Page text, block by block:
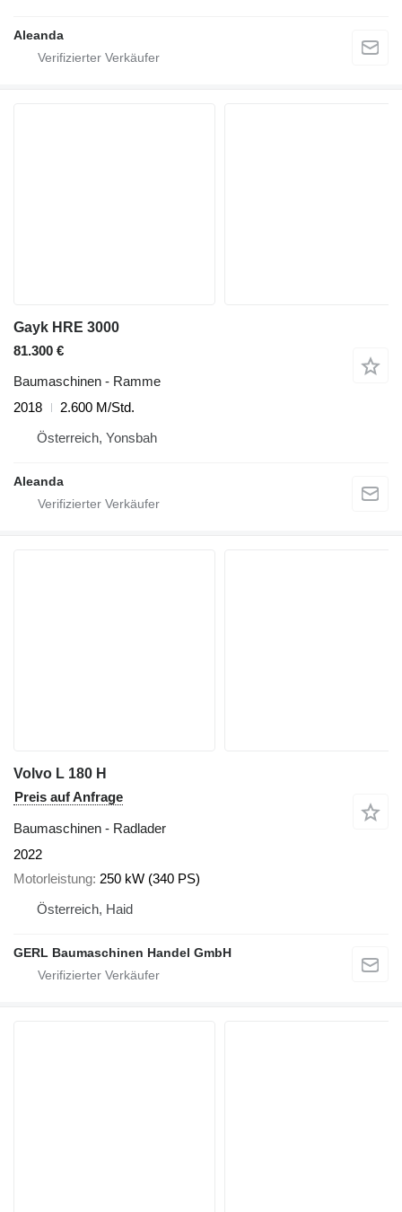
Aleanda
Gayk HRE 3000
81.300 €
Baumaschinen - Ramme
2018
2.600 M/Std.
Österreich, Yonsbah
Aleanda
Volvo L 180 H
Preis auf Anfrage
Baumaschinen - Radlader
2022
Motorleistung 250 kW (340 PS)
Österreich, Haid
GERL Baumaschinen Handel GmbH